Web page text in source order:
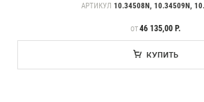
АРТИКУЛ 10.34508N, 10.34509N,
ЦЕНА
ОТ46 135,00 Р.
КУПИТЬ